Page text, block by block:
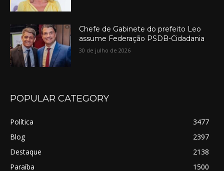
Chefe de Gabinete do prefeito Leo
assume Federação PSDB-Cidadania
30 de julho de 2026
POPULAR CATEGORY
Política
3477
Blog
2397
Destaque
2138
Paraíba
1500